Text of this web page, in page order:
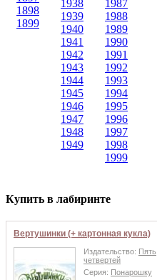
1898
1899
1938
1939
1940
1941
1942
1943
1944
1945
1946
1947
1948
1949
1987
1988
1989
1990
1991
1992
1993
1994
1995
1996
1997
1998
1999
Купить в лабиринте
Вертушинки (+ картонная кукла)
Издательство: Пять
четвертей
Серия: Понарошку